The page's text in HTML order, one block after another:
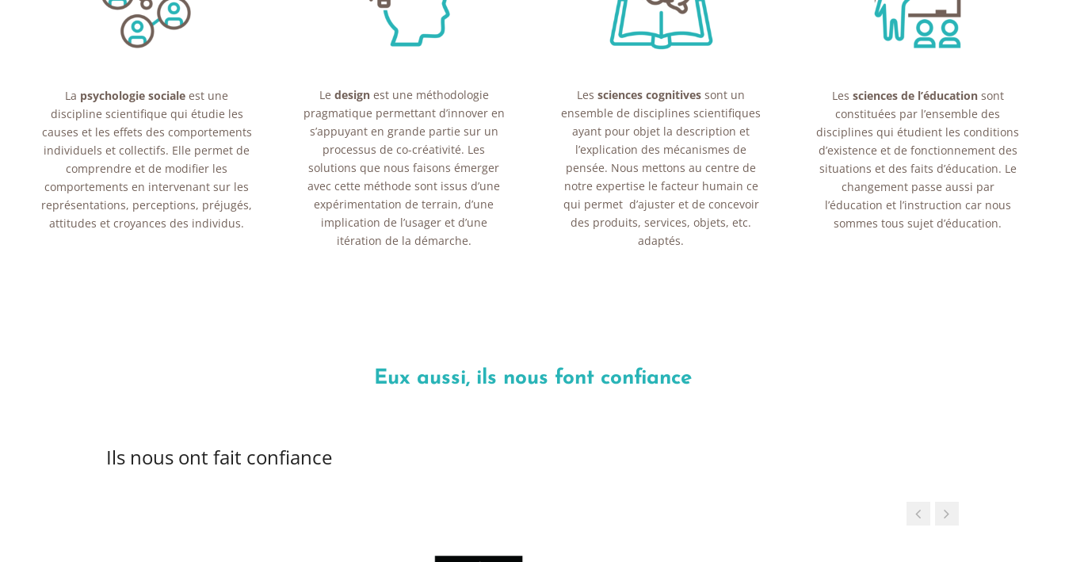
La psychologie sociale est une
discipline scientifique qui étudie les
causes et les effets des comportements
individuels et collectifs. Elle permet de
comprendre et de modifier les
comportements en intervenant sur les
représentations, perceptions, préjugés,
attitudes et croyances des individus.
Le designest une méthodologie
pragmatique permettant d’innover en
s’appuyant en grande partie sur un
processus de co-créativité. Les
solutions que nous faisons émerger
avec cette méthode sont issus d’une
expérimentation de terrain, d’une
implication de l’usager et d’une
itération de la démarche.
Lessciences cognitives sont un
ensemble de disciplines scientifiques
ayant pour objet la description et
l’explication des mécanismes de
pensée. Nous mettons au centre de
notre expertise le facteur humain ce
qui permet d’ajuster et de concevoir
des produits, services, objets, etc.
adaptés.
Les sciences de l’éducationsont
constituées par l’ensemble des
disciplines qui étudient les conditions
d’existence et de fonctionnement des
situations et des faits d’éducation. Le
changement passe aussi par
l’éducation et l’instruction car nous
sommes tous sujet d’éducation.
Eux aussi, ils nous font confiance
Ils nous ont fait confiance